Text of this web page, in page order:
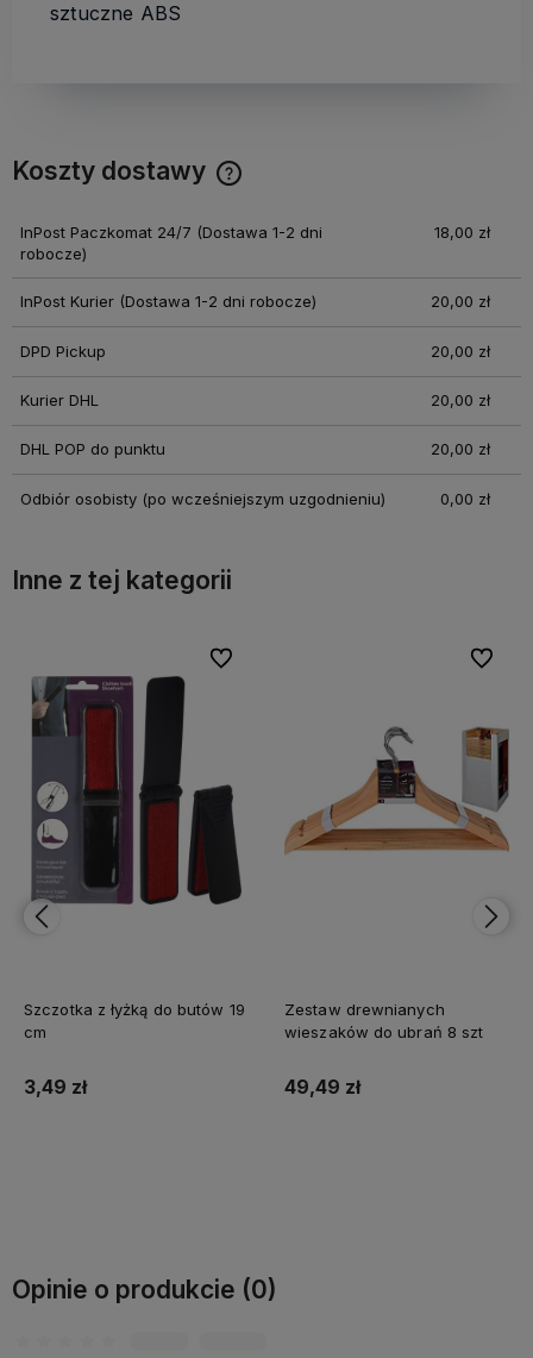
sztuczne ABS
Koszty dostawy
InPost Paczkomat 24/7 (Dostawa 1-2 dni
robocze)
18,00 zł
InPost Kurier(Dostawa 1-2 dni robocze) 20,00 zł
DPD Pickup 20,00 zł
Kurier DHL 20,00 zł
DHL POP do punktu 20,00 zł
Odbiór osobisty(po wcześniejszym uzgodnieniu) 0,00 zł
Inne z tej kategorii
Szczotka z łyżką do butów 19
cm
3,49 zł
Do ulubionych
Do ulubionych
Zestaw drewnianych
wieszaków do ubrań 8 szt
49,49 zł
Do
Do
Opinie o produkcie (0)